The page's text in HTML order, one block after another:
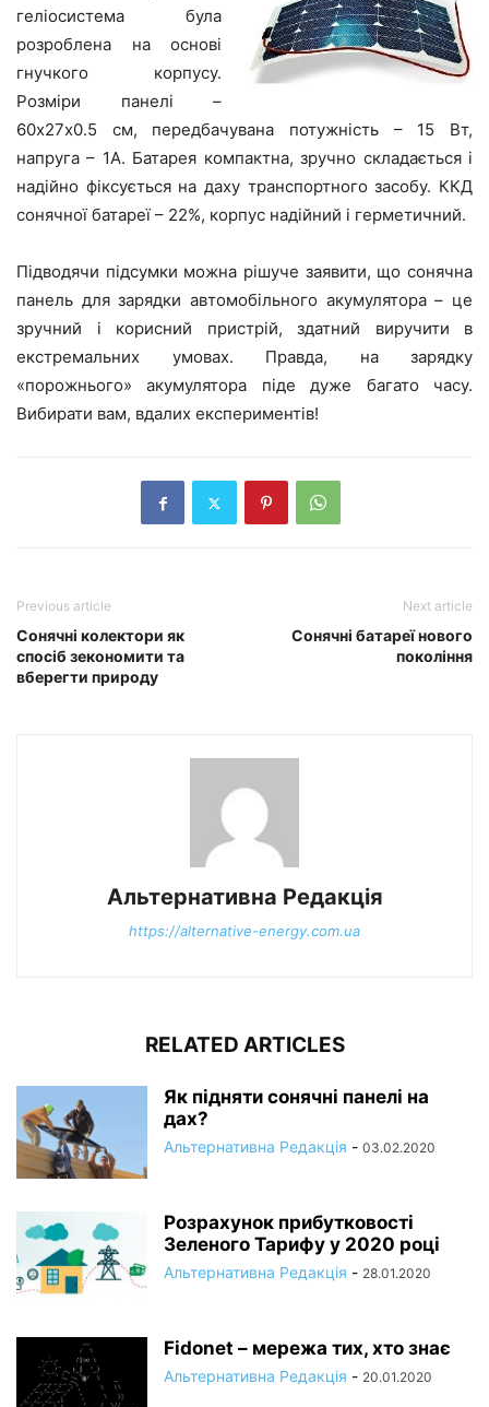
геліосистема була
розроблена на основі
гнучкого корпусу.
Розміри панелі –
60х27х0.5 см, передбачувана потужність – 15 Вт,
напруга – 1A. Батарея компактна, зручно складається і
надійно фіксується на даху транспортного засобу. ККД
сонячної батареї – 22%, корпус надійний і герметичний.
Підводячи підсумки можна рішуче заявити, що сонячна
панель для зарядки автомобільного акумулятора – це
зручний і корисний пристрій, здатний виручити в
екстремальних умовах. Правда, на зарядку
«порожнього» акумулятора піде дуже багато часу.
Вибирати вам, вдалих експериментів!
Previous article
Сонячні колектори як
спосіб зекономити та
вберегти природу
Next article
Сонячні батареї нового
покоління
Альтернативна Редакція
https://alternative-energy.com.ua
RELATED ARTICLES
Як підняти сонячні панелі на
дах?
Альтернативна Редакція - 03.02.2020
Розрахунок прибутковості
Зеленого Тарифу у 2020 році
Альтернативна Редакція - 28.01.2020
Fidonet – мережа тих, хто знає
Альтернативна Редакція - 20.01.2020